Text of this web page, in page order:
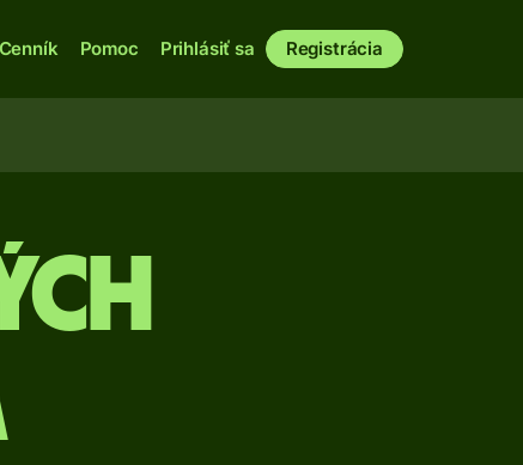
Cenník Pomoc Prihlásiť sa Registrácia